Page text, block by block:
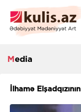
Media
İlhamə Elşadqızının